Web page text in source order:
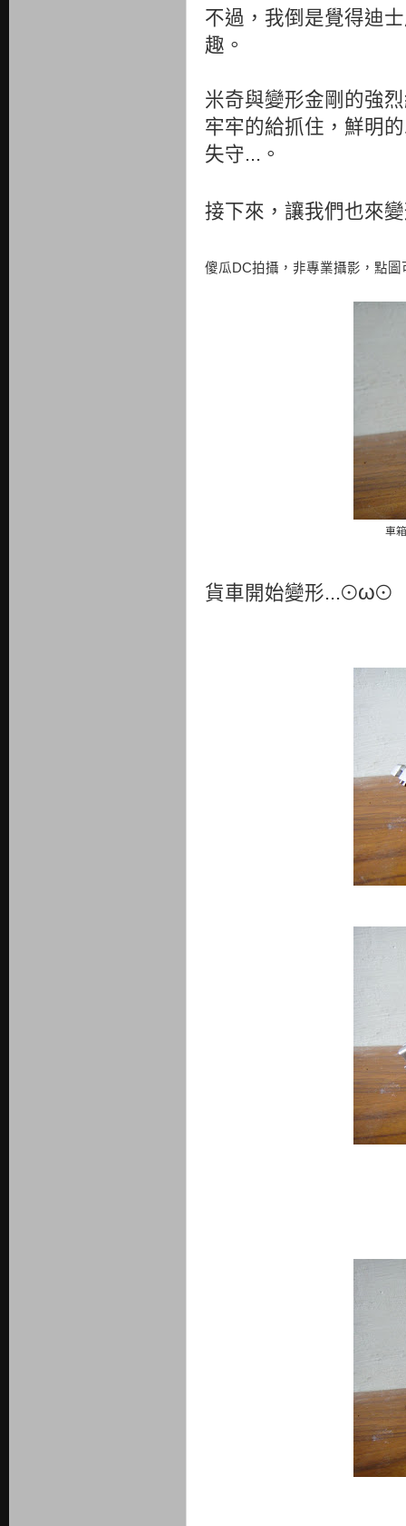
不過，我倒是覺得迪
趣。
米奇與變形金剛的強
牢牢的給抓住，鮮明
失守...。
接下來，讓我們也來
傻瓜DC拍攝，非專業攝影，點圖
車
貨車開始變形...⊙ω⊙